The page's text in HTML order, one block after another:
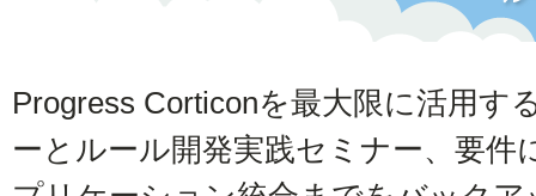
Progress Corticonを最大限に活用す
ーとルール開発実践セミナー、要件